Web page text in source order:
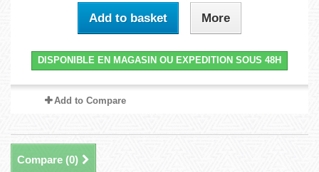
Add to basket More
DISPONIBLE EN MAGASIN OU EXPEDITION SOUS 48H
Add to Compare
Compare (0)